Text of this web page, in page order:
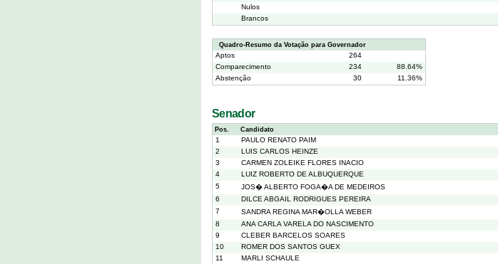
Nulos
Brancos
Quadro-Resumo da Votação para Governador
Aptos
264
Comparecimento
234
88.64%
Abstenção
30 11.36%
Senador
Pos. Candidato
1 PAULO RENATO PAIM
2
LUIS CARLOS HEINZE
3
CARMEN ZOLEIKE FLORES INACIO
4
LUIZ ROBERTO DE ALBUQUERQUE
5
JOS� ALBERTO FOGA�A DE MEDEIROS
6
DILCE ABGAIL RODRIGUES PEREIRA
7
SANDRA REGINA MAR�OLLA WEBER
8
ANA CARLA VARELA DO NASCIMENTO
9
CLEBER BARCELOS SOARES
10
ROMER DOS SANTOS GUEX
11
MARLI SCHAULE